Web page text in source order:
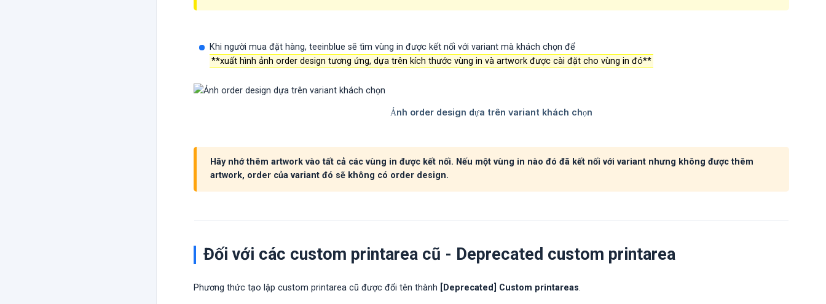
Khi người mua đặt hàng, teeinblue sẽ tìm vùng in được kết nối với variant mà khách chọn để
**xuất hình ảnh order design tương ứng, dựa trên kích thước vùng in và artwork được cài đặt cho vùng in đó**
Hãy nhớ thêm artwork vào tất cả các vùng in được kết nối. Nếu một vùng in nào đó đã kết nối với variant nhưng không được thêm
artwork, order của variant đó sẽ không có order design.
Đối với các custom printarea cũ - Deprecated custom printarea
Phương thức tạo lập custom printarea cũ được đổi tên thành [Deprecated] Custom printareas.